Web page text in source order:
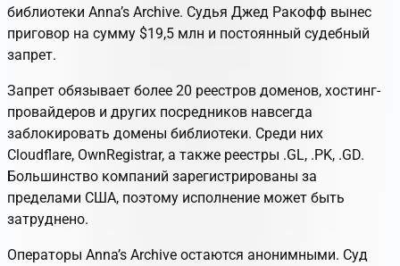
библиотеки Anna’s Archive. Судья Джед Ракофф вынес
приговор на сумму $19,5 млн и постоянный судебный
запрет.
Запрет обязывает более 20 реестров доменов, хостинг-
провайдеров и других посредников навсегда
заблокировать домены библиотеки. Среди них
Cloudflare, OwnRegistrar, а также реестры .GL, .PK, .GD.
Большинство компаний зарегистрированы за
пределами США, поэтому исполнение может быть
затруднено.
Операторы Anna’s Archive остаются анонимными. Суд